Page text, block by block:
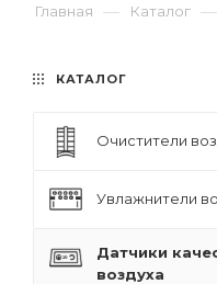
Главная
— Каталог —
КАТАЛОГ
Очистители
Увлажнители
Датчики
воздуха